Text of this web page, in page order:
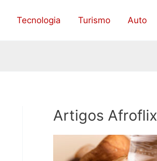
Tecnologia Turismo Auto
Artigos Afroflix